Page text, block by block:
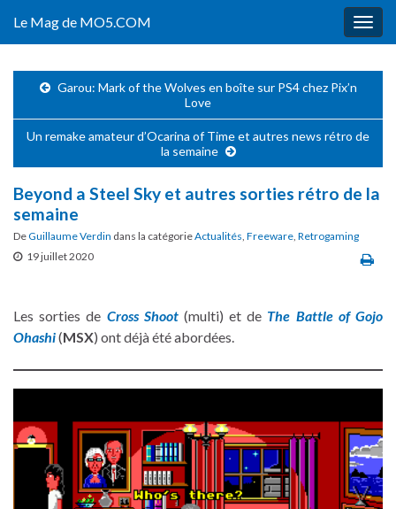
Le Mag de MO5.COM
Garou: Mark of the Wolves en boîte sur PS4 chez Pix’n
Love
Un remake amateur d’Ocarina of Time et autres news rétro de
la semaine
Beyond a Steel Sky et autres sorties rétro de la
semaine
DeGuillaume Verdin dans la catégorieActualités, Freeware, Retrogaming
19 juillet 2020
Les sorties de Cross Shoot(multi) et de The Battle of Gojo
Ohashi(MSX) ont déjà été abordées.